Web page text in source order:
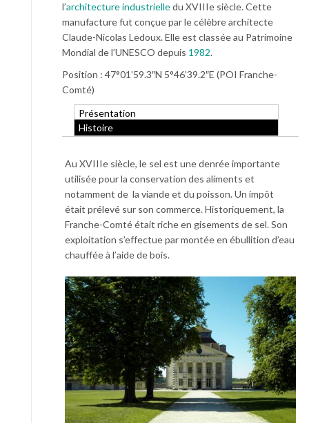
l’architecture industrielledu XVIIIe siècle. Cette
manufacture fut conçue par le célèbre architecte
Claude-Nicolas Ledoux. Elle est classée au Patrimoine
Mondial de l’UNESCO depuis 1982.
Position : 47°01’59.3″N 5°46’39.2″E (POI Franche-
Comté)
Présentation
Histoire
Au XVIIIe siècle, le sel est une denrée importante
utilisée pour la conservation des aliments et
notamment de la viande et du poisson. Un impôt
était prélevé sur son commerce. Historiquement, la
Franche-Comté était riche en gisements de sel. Son
exploitation s’effectue par montée en ébullition d’eau
chauffée à l’aide de bois.